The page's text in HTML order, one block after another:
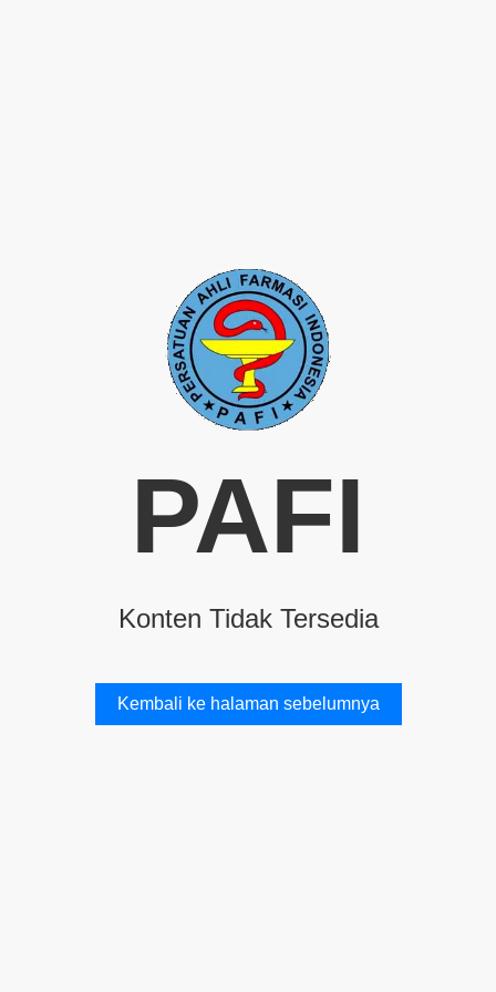
PAFI
Konten Tidak Tersedia
Kembali ke halaman sebelumnya